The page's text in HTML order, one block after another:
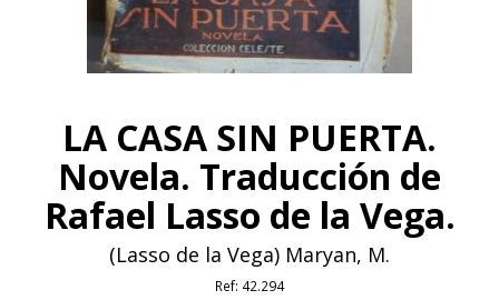
LA CASA SIN PUERTA.
Novela. Traducción de
Rafael Lasso de la Vega.
(Lasso de la Vega) Maryan, M.
Ref: 42.294